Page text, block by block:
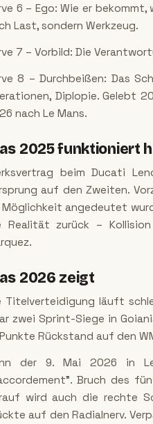
6 – Ego: Wie er
Last, sondern Werkzeug.
7 – Vorbild: Die
8 – Durchbeißen: Das
Diplopie. Gelebt
nach Le Mans.
2025 funktioniert
beim Ducati
auf den Zweiten.
Möglichkeit angedeutet
Realität zurück –
2026 zeigt
Titelverteidigung läuft
zwei Sprint-Siege in
Rückstand auf den
der 9. Mai 2026 in
Bruch des
wird auch die rechte
auf den Radialnerv.